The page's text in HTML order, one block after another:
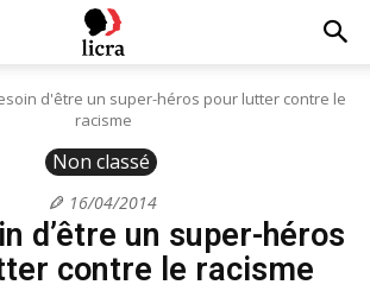
d'être un super-héros pour lutter contre le
racisme
Non classé
16/04/2014
d’être un super-héros
contre le racisme